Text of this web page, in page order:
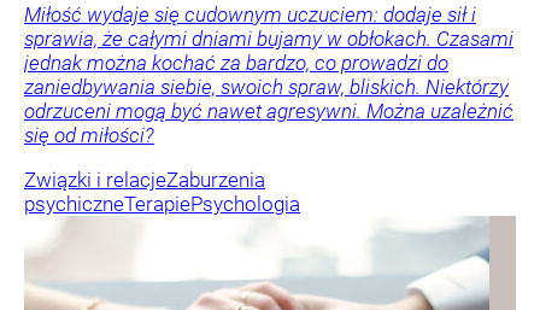
Miłość wydaje się cudownym uczuciem: dodaje sił i
sprawia, że całymi dniami bujamy w obłokach. Czasami
jednak można kochać za bardzo, co prowadzi do
zaniedbywania siebie, swoich spraw, bliskich. Niektórzy
odrzuceni mogą być nawet agresywni. Można uzależnić
się od miłości?
Związki i relacjeZaburzenia
psychiczneTerapiePsychologia